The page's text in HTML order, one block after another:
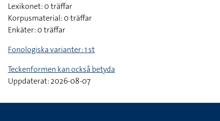
Lexikonet: 0 träffar
Korpusmaterial: 0 träffar
Enkäter: 0 träffar
Fonologiska varianter: 1 st
Teckenformen kan också betyda
Uppdaterat: 2026-08-07